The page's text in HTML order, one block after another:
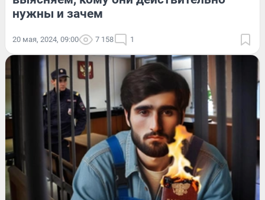
нужны и зачем
20 мая, 2024, 09:00 7 158 1